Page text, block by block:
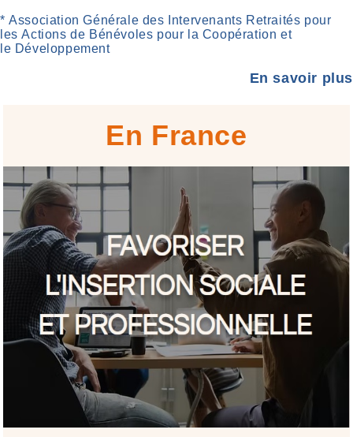
* Association Générale des Intervenants Retraités pour
les Actions de Bénévoles pour la Coopération et
le Développement
En savoir plus
En France